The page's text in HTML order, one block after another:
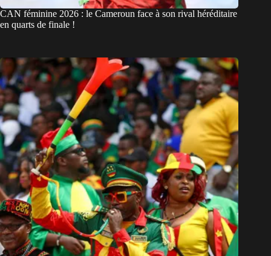
CAN féminine 2026 : le Cameroun face à son rival héréditaire
en quarts de finale !